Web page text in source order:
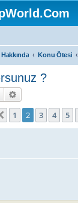
Konu Ötesi
?
Search
Previous
1 2 3 4 5